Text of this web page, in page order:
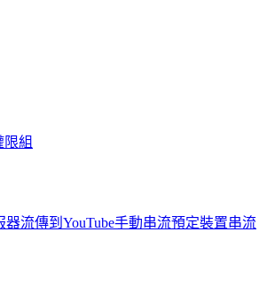
限組
器流傳到YouTube手動串流預定裝置串流